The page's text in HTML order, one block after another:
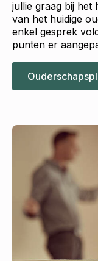
jullie graag bij het
van het huidige
enkel gesprek
punten er